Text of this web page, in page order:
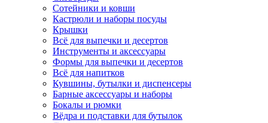
Сотейники и ковши
Кастрюли и наборы посуды
Крышки
Всё для выпечки и десертов
Инструменты и аксессуары
Формы для выпечки и десертов
Всё для напитков
Кувшины, бутылки и диспенсеры
Барные аксессуары и наборы
Бокалы и рюмки
Вёдра и подставки для бутылок